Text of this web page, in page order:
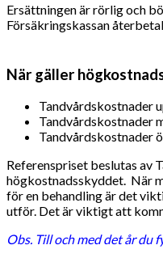
Ersättningen är rörlig och
Försäkringskassan
När gäller
Tandvårdskostnader
Tandvårdskostnader
Tandvårdskostnader
Referenspriset beslutas av
högkostnadsskyddet. När
för en behandling är det
utför. Det är viktigt att
Obs. Till och med det år du